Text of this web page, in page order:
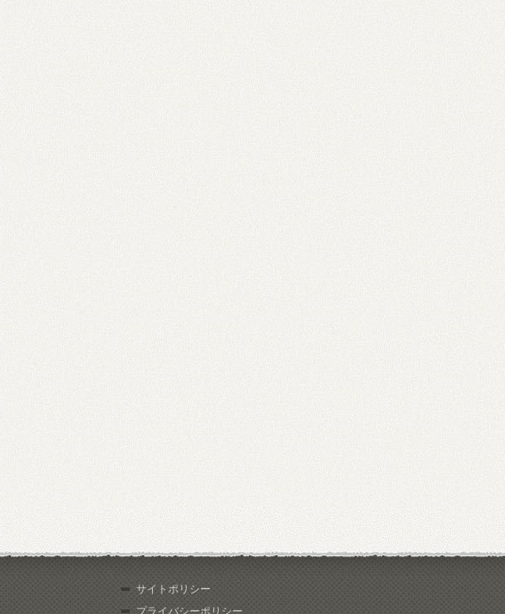
サイトポリシー
プライバシーポリシー